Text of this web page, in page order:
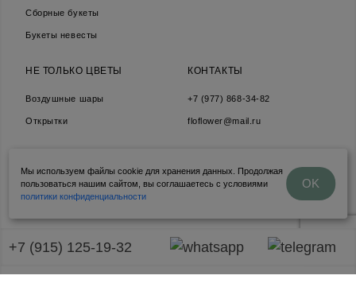
Сборные букеты
Букеты невесты
НЕ ТОЛЬКО ЦВЕТЫ
Воздушные шары
Открытки
КОНТАКТЫ
+7 (977) 868-34-82
floflower@mail.ru
Политика конфедециальности
Продвижение сайта Amigos Digital
Мы используем файлы cookie для хранения данных. Продолжая
пользоваться нашим сайтом, вы соглашаетесь с условиями
политики конфиденциальности
OK
+7 (915) 125-19-32